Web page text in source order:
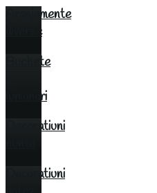
Aranjamente
diverse
Buchete
lumanari
Decoratiuni
Decoratiuni